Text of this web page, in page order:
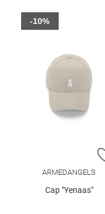
ARMEDANGELS
Cap "Yenaas"
-10%